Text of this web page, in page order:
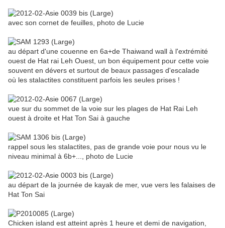
avec son cornet de feuilles, photo de Lucie
au départ d'une couenne en 6a+de Thaiwand wall à l'extrémité
ouest de Hat rai Leh Ouest, un bon équipement pour cette voie
souvent en dévers et surtout de beaux passages d'escalade
où les stalactites constituent parfois les seules prises !
vue sur du sommet de la voie sur les plages de Hat Rai Leh
ouest à droite et Hat Ton Sai à gauche
rappel sous les stalactites, pas de grande voie pour nous vu le
niveau minimal à 6b+..., photo de Lucie
au départ de la journée de kayak de mer, vue vers les falaises de
Hat Ton Sai
Chicken island est atteint après 1 heure et demi de navigation,